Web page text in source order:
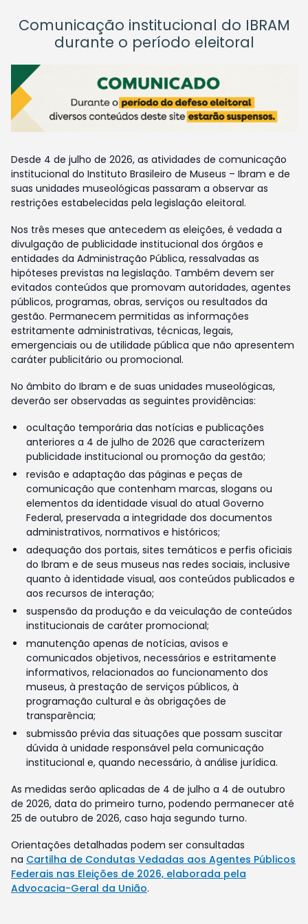
Comunicação institucional do IBRAM
durante o período eleitoral
Desde 4 de julho de 2026, as atividades de comunicação
institucional do Instituto Brasileiro de Museus – Ibram e de
suas unidades museológicas passaram a observar as
restrições estabelecidas pela legislação eleitoral.
Nos três meses que antecedem as eleições, é vedada a
divulgação de publicidade institucional dos órgãos e
entidades da Administração Pública, ressalvadas as
hipóteses previstas na legislação. Também devem ser
evitados conteúdos que promovam autoridades, agentes
públicos, programas, obras, serviços ou resultados da
gestão. Permanecem permitidas as informações
estritamente administrativas, técnicas, legais,
emergenciais ou de utilidade pública que não apresentem
caráter publicitário ou promocional.
No âmbito do Ibram e de suas unidades museológicas,
deverão ser observadas as seguintes providências:
ocultação temporária das notícias e publicações
anteriores a 4 de julho de 2026 que caracterizem
publicidade institucional ou promoção da gestão;
revisão e adaptação das páginas e peças de
comunicação que contenham marcas, slogans ou
elementos da identidade visual do atual Governo
Federal, preservada a integridade dos documentos
administrativos, normativos e históricos;
adequação dos portais, sites temáticos e perfis oficiais
do Ibram e de seus museus nas redes sociais, inclusive
quanto à identidade visual, aos conteúdos publicados e
aos recursos de interação;
suspensão da produção e da veiculação de conteúdos
institucionais de caráter promocional;
manutenção apenas de notícias, avisos e
comunicados objetivos, necessários e estritamente
informativos, relacionados ao funcionamento dos
museus, à prestação de serviços públicos, à
programação cultural e às obrigações de
transparência;
submissão prévia das situações que possam suscitar
dúvida à unidade responsável pela comunicação
institucional e, quando necessário, à análise jurídica.
As medidas serão aplicadas de 4 de julho a 4 de outubro
de 2026, data do primeiro turno, podendo permanecer até
25 de outubro de 2026, caso haja segundo turno.
Orientações detalhadas podem ser consultadas
na Cartilha de Condutas Vedadas aos Agentes Públicos
Federais nas Eleições de 2026, elaborada pela
Advocacia-Geral da União.